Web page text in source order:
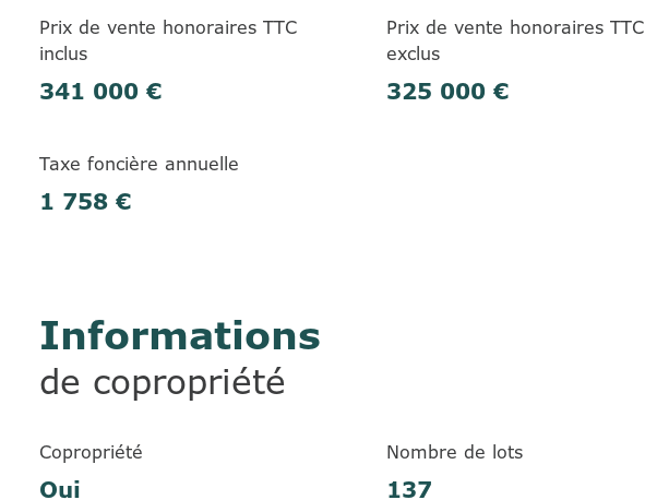
Prix de vente honoraires TTC
inclus
341 000 €
Prix de vente honoraires TTC
exclus
325 000 €
Taxe foncière annuelle
1 758 €
Informations
de copropriété
Copropriété
Oui
Nombre de lots
137